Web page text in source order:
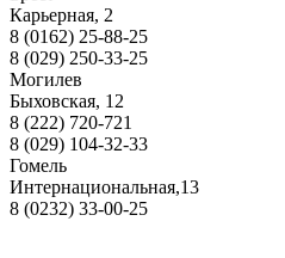
Карьерная, 2
8 (0162) 25-88-25
8 (029) 250-33-25
Могилев
Быховская, 12
8 (222) 720-721
8 (029) 104-32-33
Гомель
Интернациональная,13
8 (0232) 33-00-25